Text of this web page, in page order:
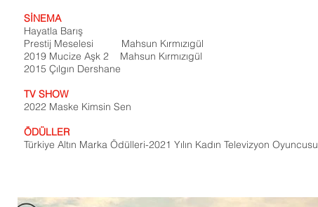
SİNEMA
Hayatla Barış
Prestij Meselesi Mahsun Kırmızıgül
2019 Mucize Aşk 2 Mahsun Kırmızıgül
2015 Çılgın Dershane
TV SHOW
2022 Maske Kimsin Sen
ÖDÜLLER
Türkiye Altın Marka Ödülleri-2021 Yılın Kadın Televizyon Oyuncusu